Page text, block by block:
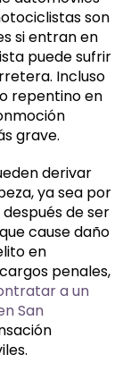
son
si entran en
puede sufrir
Incluso
repentino en
grave.
derivar
ya sea por
de ser
cause daño
en
penales,
a un
San